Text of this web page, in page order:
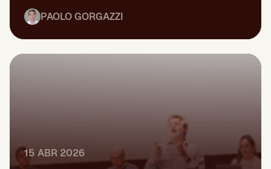
PAOLO GORGAZZI
15 ABR 2026